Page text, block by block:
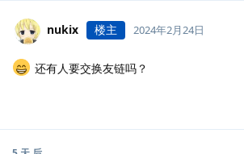
nukix 楼主 2024年2月24日
还有人要交换友链吗？